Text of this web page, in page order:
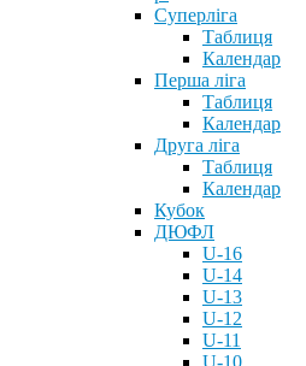
Суперліга
Таблиця
Календар
Перша ліга
Таблиця
Календар
Друга ліга
Таблиця
Календар
Кубок
ДЮФЛ
U-16
U-14
U-13
U-12
U-11
U-10